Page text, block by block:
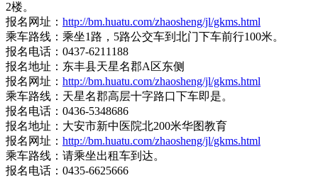
2楼。
报名网址： http://bm.huatu.com/zhaosheng/jl/gkms.html
乘车路线：乘坐1路，5路公交车到北门下车前行100米。
报名电话：0437-6211188
报名地址：东丰县天星名郡A区东侧
报名网址： http://bm.huatu.com/zhaosheng/jl/gkms.html
乘车路线：天星名郡高层十字路口下车即是。
报名电话：0436-5348686
报名地址：大安市新中医院北200米华图教育
报名网址： http://bm.huatu.com/zhaosheng/jl/gkms.html
乘车路线：请乘坐出租车到达。
报名电话：0435-6625666